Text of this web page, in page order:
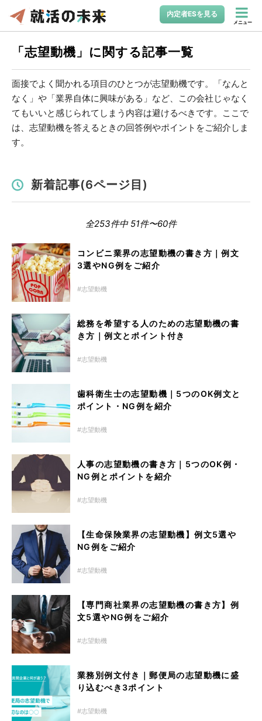
内定者ESを見る
メニュー
「志望動機」に関する記事一覧
面接でよく聞かれる項目のひとつが志望動機です。「なんと
なく」や「業界自体に興味がある」など、この会社じゃなく
てもいいと感じられてしまう内容は避けるべきです。ここで
は、志望動機を答えるときの回答例やポイントをご紹介しま
す。
新着記事(6ページ目)
全253件中 51件〜60件
コンビニ業界の志望動機の書き方｜例文
3選やNG例をご紹介
志望動機
総務を希望する人のための志望動機の書
き方｜例文とポイント付き
志望動機
歯科衛生士の志望動機｜5つのOK例文と
ポイント・NG例を紹介
志望動機
人事の志望動機の書き方｜5つのOK例・
NG例とポイントを紹介
志望動機
【生命保険業界の志望動機】例文5選や
NG例をご紹介
志望動機
【専門商社業界の志望動機の書き方】例
文5選やNG例をご紹介
志望動機
業務別例文付き｜郵便局の志望動機に盛
り込むべき3ポイント
志望動機